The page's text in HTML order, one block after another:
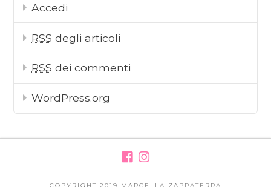
Accedi
RSS degli articoli
RSS dei commenti
WordPress.org
COPYRIGHT 2019 MARCELLA ZAPPATERRA